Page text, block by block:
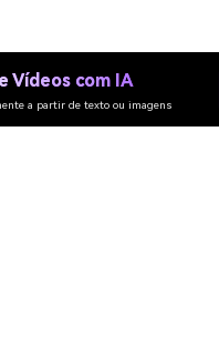
Vídeos com IA
a partir de texto ou imagens